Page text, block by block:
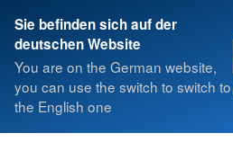
Sie befinden sich auf der
deutschen Website
You are on the German website,
you can use the switch to switch to
the English one